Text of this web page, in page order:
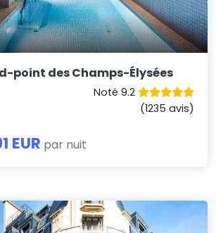
point des Champs-Élysées
Noté 9.2
(1235 avis)
EUR par nuit